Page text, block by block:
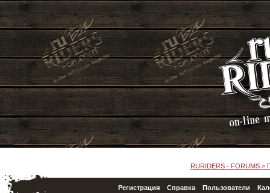
RURIDERS - FORUMS >
Регистрация Справка Пользователи